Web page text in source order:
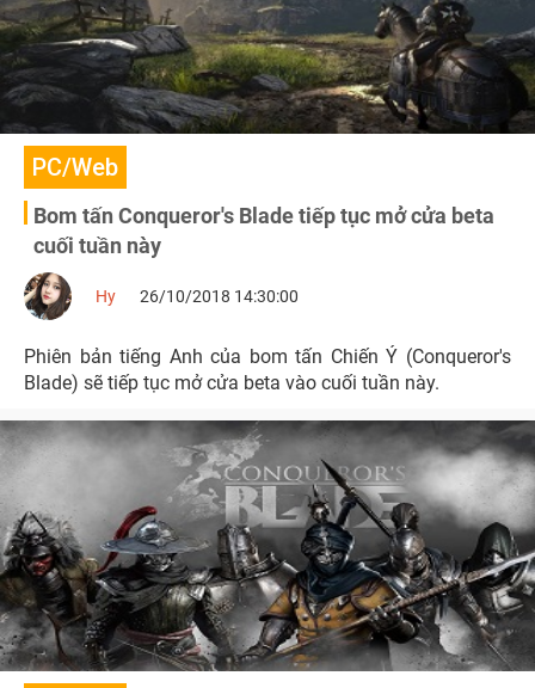
PC/Web
Bom tấn Conqueror's Blade tiếp tục mở cửa beta
cuối tuần này
Hy 26/10/2018 14:30:00
Phiên bản tiếng Anh của bom tấn Chiến Ý (Conqueror's
Blade) sẽ tiếp tục mở cửa beta vào cuối tuần này.